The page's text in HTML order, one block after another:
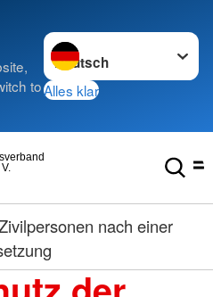
to
Sprache wechseln zu
Alles klar